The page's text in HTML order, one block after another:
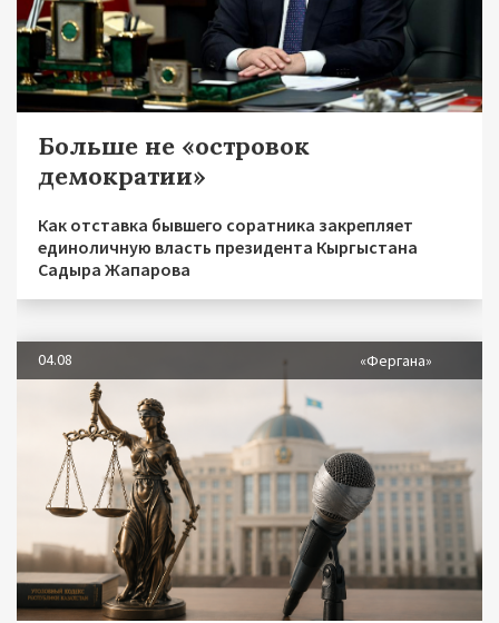
Больше не «островок
демократии»
Как отставка бывшего соратника закрепляет
единоличную власть президента Кыргыстана
Садыра Жапарова
04.08 «Фергана»